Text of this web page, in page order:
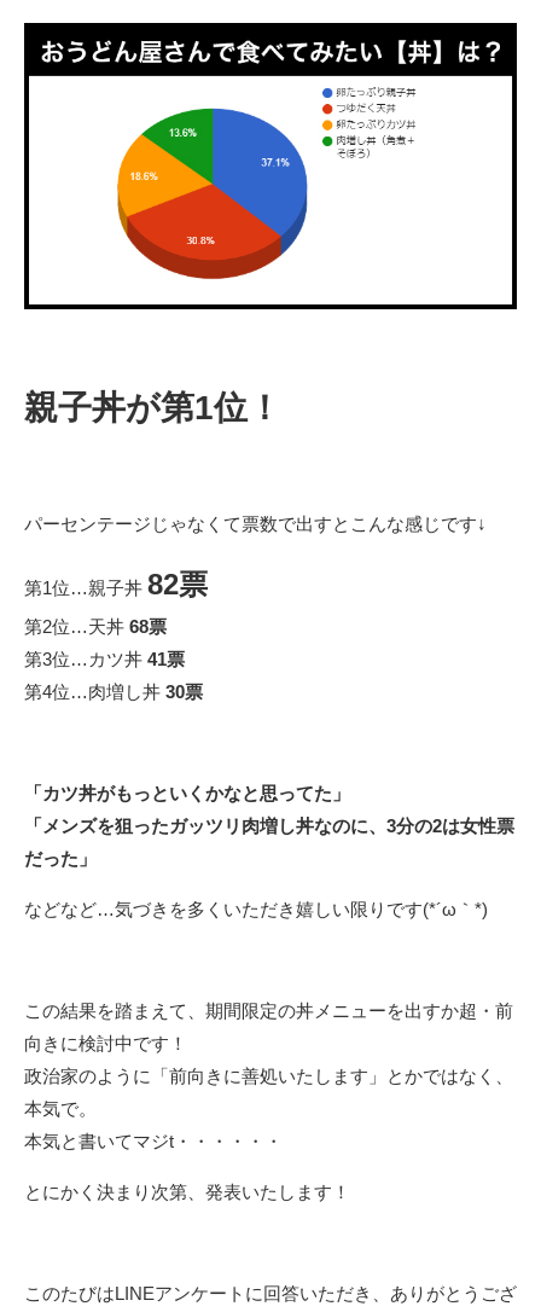
親子丼が第1位！
パーセンテージじゃなくて票数で出すとこんな感じです↓
第1位…親子丼 82票
第2位…天丼 68票
第3位…カツ丼 41票
第4位…肉増し丼 30票
「カツ丼がもっといくかなと思ってた」
「メンズを狙ったガッツリ肉増し丼なのに、3分の2は女性票
だった」
などなど…気づきを多くいただき嬉しい限りです(*´ω｀*)
この結果を踏まえて、期間限定の丼メニューを出すか超・前
向きに検討中です！
政治家のように「前向きに善処いたします」とかではなく、
本気で。
本気と書いてマジt・・・・・・
とにかく決まり次第、発表いたします！
このたびはLINEアンケートに回答いただき、ありがとうござ